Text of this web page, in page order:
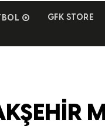
GFK STORE